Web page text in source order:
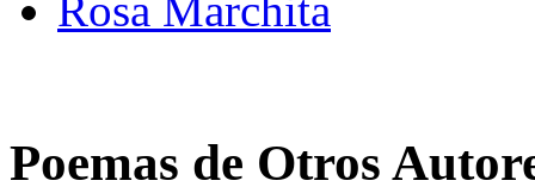
Rosa Marchita
Poemas de Otros